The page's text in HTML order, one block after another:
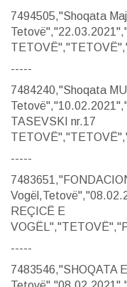
7494505,"Shoqata
-----
7484240,"Shoqata
TASEVSKI nr.17
-----
REÇICË E
-----
7483546,"SHOQATA